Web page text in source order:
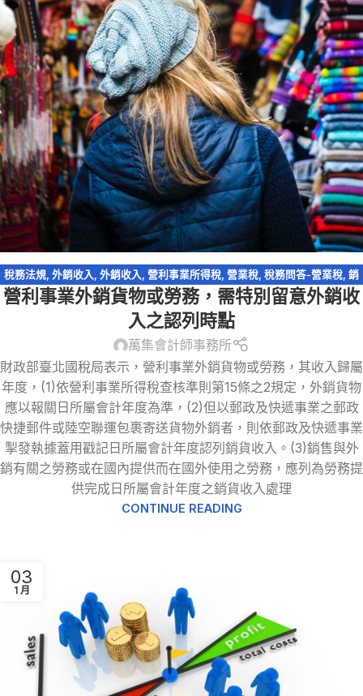
稅務法規 外銷收入 外銷收入 營利事業所得稅 營業稅 稅務問答-營業稅 銷
售貨物與勞務
營利事業外銷貨物或勞務，需特別留意外銷收
入之認列時點
萬集會計師事務所
財政部臺北國稅局表示，營利事業外銷貨物或勞務，其收入歸屬
年度，(1)依營利事業所得稅查核準則第15條之2規定，外銷貨物
應以報關日所屬會計年度為準，(2)但以郵政及快遞事業之郵政
快捷郵件或陸空聯運包裹寄送貨物外銷者，則依郵政及快遞事業
掣發執據蓋用戳記日所屬會計年度認列銷貨收入。(3)銷售與外
銷有關之勞務或在國內提供而在國外使用之勞務，應列為勞務提
供完成日所屬會計年度之銷貨收入處理
CONTINUE READING
03
1 月